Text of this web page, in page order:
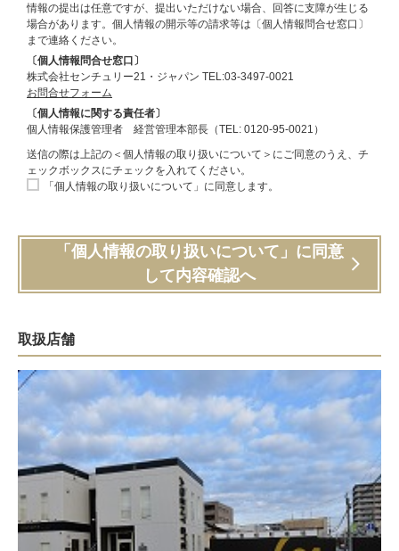
情報の提出は任意ですが、提出いただけない場合、回答に支障が生じる
場合があります。個人情報の開示等の請求等は〔個人情報問合せ窓口〕
まで連絡ください。
〔個人情報問合せ窓口〕
株式会社センチュリー21・ジャパン TEL:03-3497-0021
お問合せフォーム
〔個人情報に関する責任者〕
個人情報保護管理者 経営管理本部長（TEL: 0120-95-0021）
送信の際は上記の＜個人情報の取り扱いについて＞にご同意のうえ、チ
ェックボックスにチェックを入れてください。
「個人情報の取り扱いについて」に同意します。
「個人情報の取り扱いについて」に同意
して内容確認へ
取扱店舗